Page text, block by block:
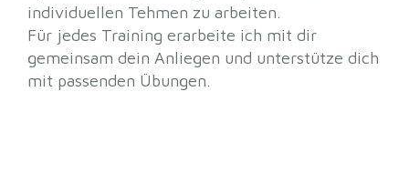
individuellen Tehmen zu arbeiten.
Für jedes Training erarbeite ich mit dir
gemeinsam dein Anliegen und unterstütze dich
mit passenden Übungen.